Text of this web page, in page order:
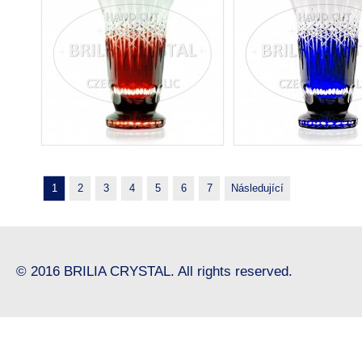
1 2 3 4 5 6 7 Následující
© 2016 BRILIA CRYSTAL. All rights reserved.